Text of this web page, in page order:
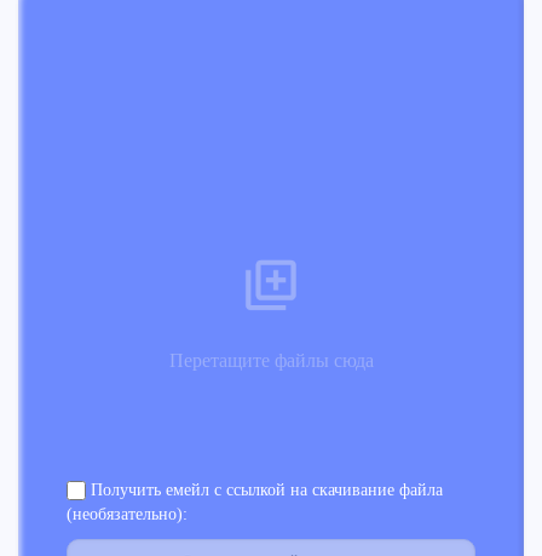
Перетащите файлы сюда
Получить емейл с ссылкой на скачивание файла
(необязательно):